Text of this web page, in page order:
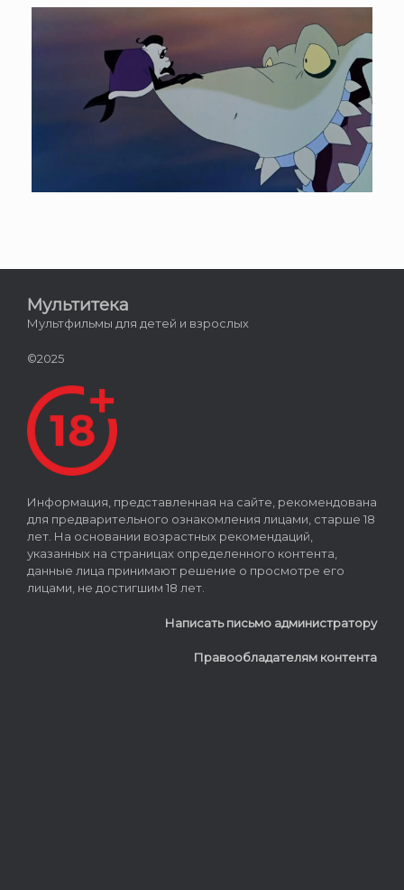
Мультитека
Мультфильмы для детей и взрослых
©2025
Информация, представленная на сайте, рекомендована
для предварительного ознакомления лицами, старше 18
лет. На основании возрастных рекомендаций,
указанных на страницах определенного контента,
данные лица принимают решение о просмотре его
лицами, не достигшим 18 лет.
Написать письмо администратору
Правообладателям контента